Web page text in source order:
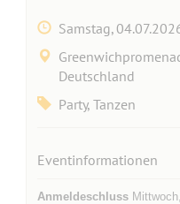
Samstag,
Deutschland
Party, Tanzen
Eventinformationen
Anmeldeschluss